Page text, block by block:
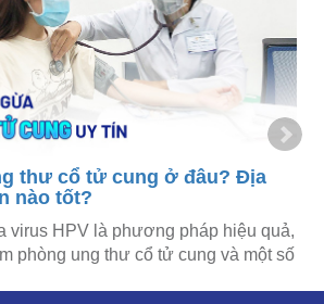
thư cổ tử cung ở đâu? Địa
nào tốt?
virus HPV là phương pháp hiệu quả,
phòng ung thư cổ tử cung và một số